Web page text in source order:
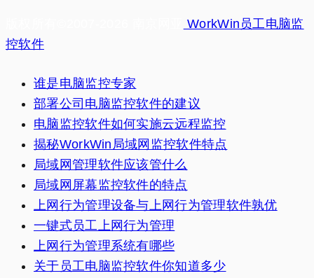
WorkWin员工电脑监
控软件
谁是电脑监控专家
部署公司电脑监控软件的建议
电脑监控软件如何实施云远程监控
揭秘WorkWin局域网监控软件特点
局域网管理软件应该管什么
局域网屏幕监控软件的特点
上网行为管理设备与上网行为管理软件孰优
一键式员工上网行为管理
上网行为管理系统有哪些
关于员工电脑监控软件你知道多少